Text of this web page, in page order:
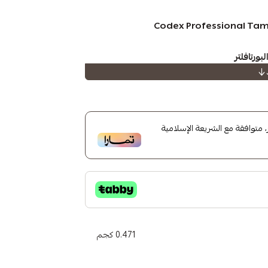
مع الشريعة الإسلامية
0.471 كجم